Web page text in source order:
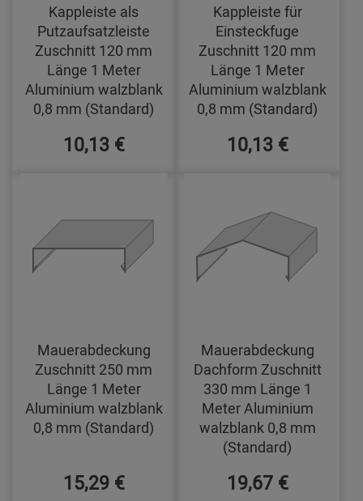
Kappleiste als
Putzaufsatzleiste
Zuschnitt 120 mm
Länge 1 Meter
Aluminium walzblank
0,8 mm (Standard)
10,13 €
Kappleiste für
Einsteckfuge
Zuschnitt 120 mm
Länge 1 Meter
Aluminium walzblank
0,8 mm (Standard)
10,13 €
Mauerabdeckung
Zuschnitt 250 mm
Länge 1 Meter
Aluminium walzblank
0,8 mm (Standard)
15,29 €
Mauerabdeckung
Dachform Zuschnitt
330 mm Länge 1
Meter Aluminium
walzblank 0,8 mm
(Standard)
19,67 €